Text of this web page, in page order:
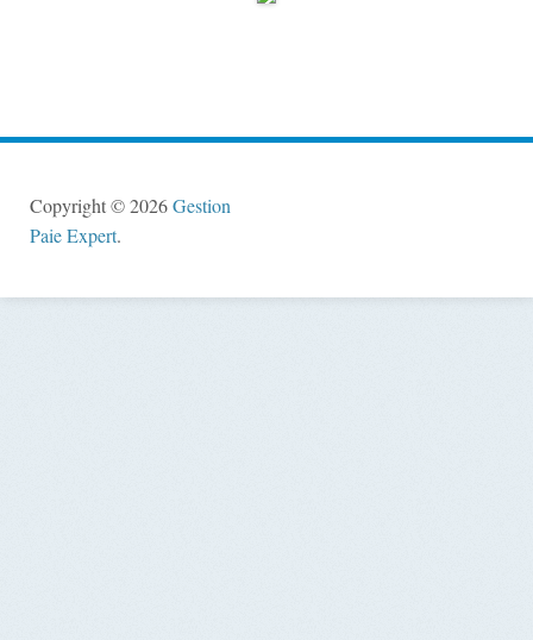
Copyright © 2026Gestion
Paie Expert.